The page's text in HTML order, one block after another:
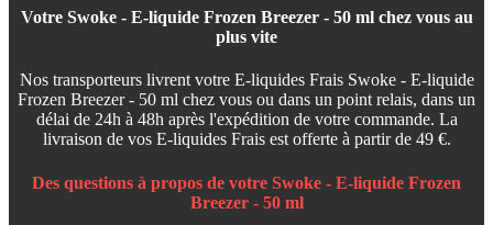
Votre Swoke - E-liquide Frozen Breezer - 50 ml chez vous au
plus vite
Nos transporteurs livrent votre E-liquides Frais Swoke - E-liquide
Frozen Breezer - 50 ml chez vous ou dans un point relais, dans un
délai de 24h à 48h après l'expédition de votre commande. La
livraison de vos E-liquides Frais est offerte à partir de 49 €.
Des questions à propos de votre Swoke - E-liquide Frozen
Breezer - 50 ml